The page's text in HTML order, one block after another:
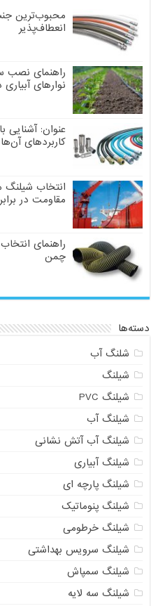
محبوب‌ترین
انعطاف‌پذیر
راهنمای نصب
نوارهای
کاربردهای آن‌ها
انتخاب
مقاومت در
راهنمای
چمن
دسته‌ها
شلنگ آب
شیلنگ
شیلنگ PVC
شیلنگ آب
شیلنگ آب آتش نشانی
شیلنگ آبیاری
شیلنگ پارچه ای
شیلنگ پنوماتیک
شیلنگ خرطومی
شیلنگ سرویس بهداشتی
شیلنگ سمپاش
شیلنگ سه لایه